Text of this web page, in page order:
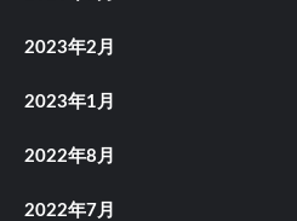
2023年2月
2023年1月
2022年8月
2022年7月